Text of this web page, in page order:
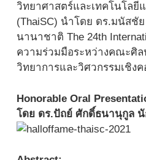
วิทยาศาสตร์และเทคโนโล
(ThaiSC) นำโดย ดร.มนัสชั
นานาชาติ The 24th
ความร่วมมือระหว่างคณะศิ
วิทยาการและวิศวกรรมเชิง
Honorable Oral
โดย ดร.ปัถย์ ศักดิ์ธนานุกูล